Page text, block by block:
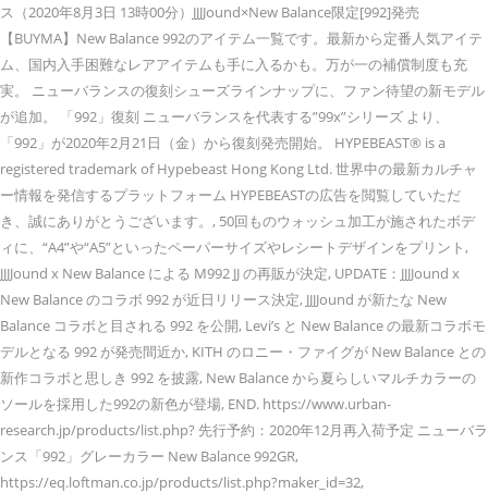
ス（2020年8月3日 13時00分）JJJJound×New Balance限定[992]発売
【BUYMA】New Balance 992のアイテム一覧です。最新から定番人気アイテ
ム、国内入手困難なレアアイテムも手に入るかも。万が一の補償制度も充
実。 ニューバランスの復刻シューズラインナップに、ファン待望の新モデル
が追加。 「992」復刻 ニューバランスを代表する”99x”シリーズ より、
「992」が2020年2月21日（金）から復刻発売開始。 HYPEBEAST® is a
registered trademark of Hypebeast Hong Kong Ltd. 世界中の最新カルチャ
ー情報を発信するプラットフォーム HYPEBEASTの広告を閲覧していただ
き、誠にありがとうございます。, 50回ものウォッシュ加工が施されたボデ
ィに、“A4”や“A5”といったペーパーサイズやレシートデザインをプリント,
JJJJound x New Balance による M992 JJ の再販が決定, UPDATE：JJJJound x
New Balance のコラボ 992 が近日リリース決定, JJJJound が新たな New
Balance コラボと目される 992 を公開, Levi’s と New Balance の最新コラボモ
デルとなる 992 が発売間近か, KITH のロニー・ファイグが New Balance との
新作コラボと思しき 992 を披露, New Balance から夏らしいマルチカラーの
ソールを採用した992の新色が登場, END. https://www.urban-
research.jp/products/list.php? 先行予約：2020年12月再入荷予定 ニューバラ
ンス「992」グレーカラー New Balance 992GR,
https://eq.loftman.co.jp/products/list.php?maker_id=32,